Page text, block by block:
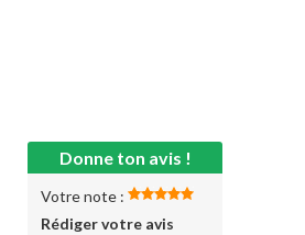
Donne ton avis !
Votre note :
Rédiger votre avis